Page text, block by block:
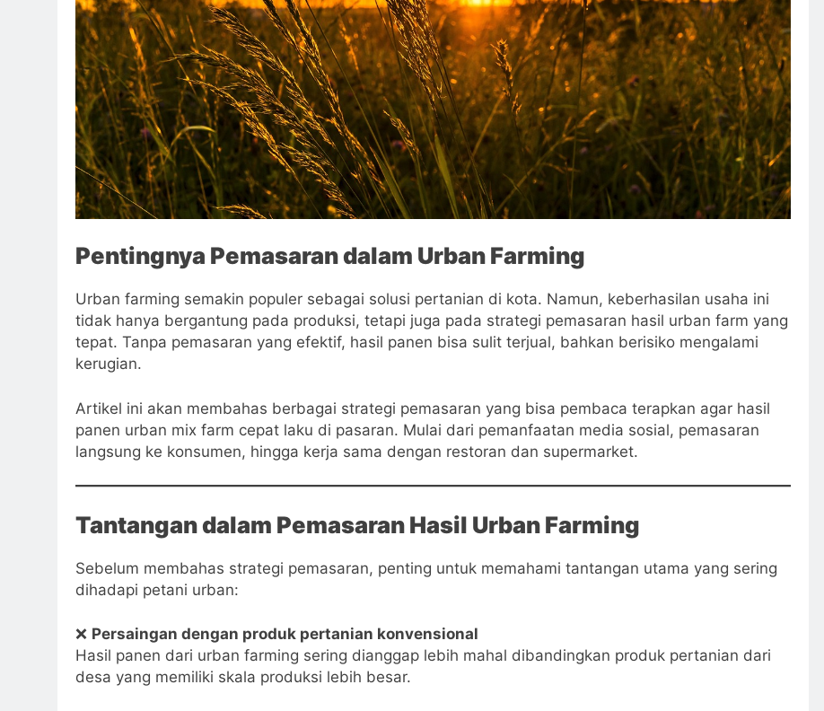
Pentingnya Pemasaran dalam Urban Farming
Urban farming semakin populer sebagai solusi pertanian di kota. Namun, keberhasilan usaha ini
tidak hanya bergantung pada produksi, tetapi juga pada strategi pemasaran hasil urban farm yang
tepat. Tanpa pemasaran yang efektif, hasil panen bisa sulit terjual, bahkan berisiko mengalami
kerugian.
Artikel ini akan membahas berbagai strategi pemasaran yang bisa pembaca terapkan agar hasil
panen urban mix farm cepat laku di pasaran. Mulai dari pemanfaatan media sosial, pemasaran
langsung ke konsumen, hingga kerja sama dengan restoran dan supermarket.
Tantangan dalam Pemasaran Hasil Urban Farming
Sebelum membahas strategi pemasaran, penting untuk memahami tantangan utama yang sering
dihadapi petani urban:
❌ Persaingan dengan produk pertanian konvensional
Hasil panen dari urban farming sering dianggap lebih mahal dibandingkan produk pertanian dari
desa yang memiliki skala produksi lebih besar.